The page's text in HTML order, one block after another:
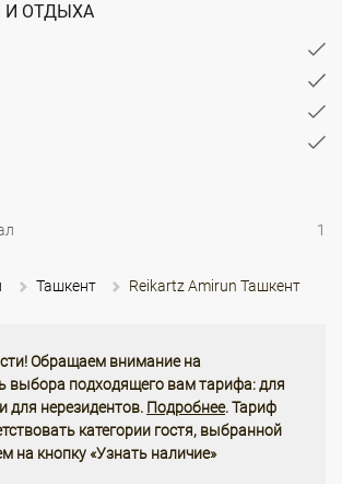
И ОТДЫХА
1
Ташкент Reikartz Amirun Ташкент
Обращаем внимание на
выбора подходящего вам тарифа: для
для нерезидентов. Подробнее. Тариф
категории гостя, выбранной
на кнопку «Узнать наличие»